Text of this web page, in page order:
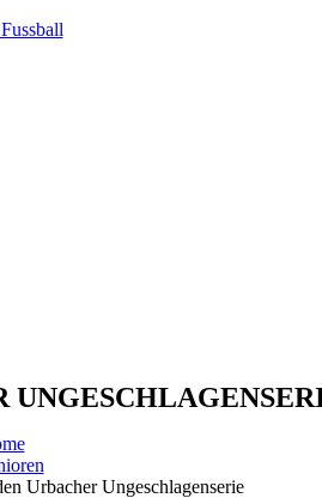
Urbacher Ungeschlagenserie